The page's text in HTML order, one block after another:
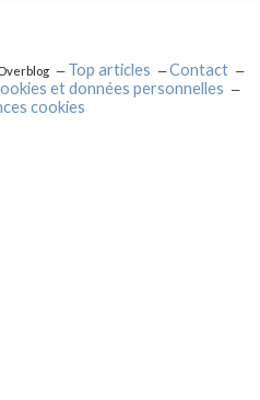
Top articles
Contact
et données personnelles
cookies